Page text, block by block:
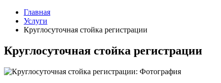
Главная
Услуги
Круглосуточная стойка регистрации
Круглосуточная стойка регистрации